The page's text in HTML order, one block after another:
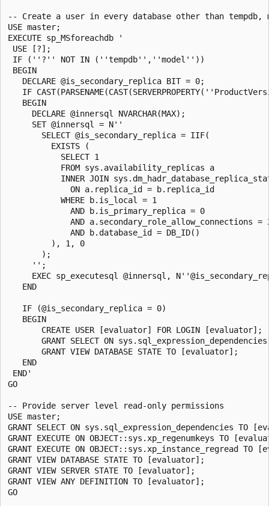
-- Create a user in every database other than tempdb,
USE master;
EXECUTE sp_MSforeachdb '
USE [?];
IF (''?'' NOT IN (''tempdb'',''model''))
BEGIN
   DECLARE @is_secondary_replica BIT = 0;
IF
   BEGIN
     DECLARE @innersql NVARCHAR(MAX);
     SET @innersql = N''
       SELECT @is_secondary_replica = IIF(
         EXISTS (
           SELECT 1
           FROM sys.availability_replicas a
INNER JOIN
             ON a.replica_id = b.replica_id
           WHERE b.is_local = 1
             AND b.is_primary_replica = 0
AND a.secondary_role_allow_connections =
             AND b.database_id = DB_ID()
         ), 1, 0
       );
     '';
EXEC sp_executesql @innersql,
   END
   IF (@is_secondary_replica = 0)
   BEGIN
       CREATE USER [evaluator] FOR LOGIN [evaluator];
GRANT SELECT ON
       GRANT VIEW DATABASE STATE TO [evaluator];
   END
END'
GO
-- Provide server level read-only permissions
USE master;
GRANT SELECT ON sys.sql_expression_dependencies TO
GRANT EXECUTE ON OBJECT::sys.xp_regenumkeys TO
GRANT EXECUTE ON OBJECT::sys.xp_instance_regread
GRANT VIEW DATABASE STATE TO [evaluator];
GRANT VIEW SERVER STATE TO [evaluator];
GRANT VIEW ANY DEFINITION TO [evaluator];
GO